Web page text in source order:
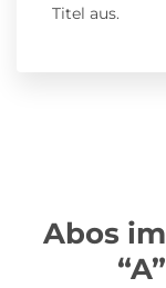
Titel aus.
Abos